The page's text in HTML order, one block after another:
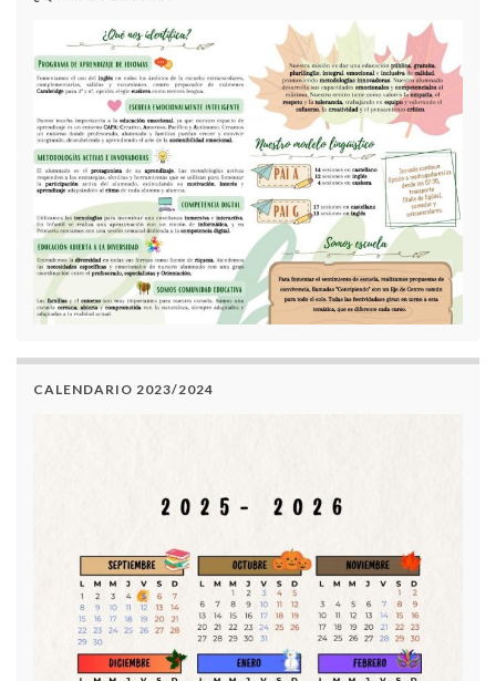
CALENDARIO 2023/2024